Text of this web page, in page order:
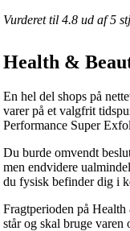
Vurderet til 4.8 ud af 5
Health &
En hel del shops på
varer på et valgfrit
Performance Super
Du burde omvendt
men endvidere
du fysisk befinder dig i
Fragtperioden på
står og skal bruge